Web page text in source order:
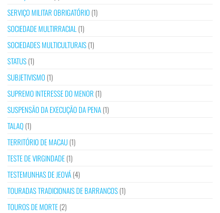
SERVIÇO MILITAR OBRIGATÓRIO (1)
SOCIEDADE MULTIRRACIAL (1)
SOCIEDADES MULTICULTURAIS(1)
STATUS(1)
SUBJETIVISMO (1)
SUPREMO INTERESSE DO MENOR (1)
SUSPENSÃO DA EXECUÇÃO DA PENA(1)
TALAQ(1)
TERRITÓRIO DE MACAU(1)
TESTE DE VIRGINDADE(1)
TESTEMUNHAS DE JEOVÁ(4)
TOURADAS TRADICIONAIS DE BARRANCOS(1)
TOUROS DE MORTE(2)